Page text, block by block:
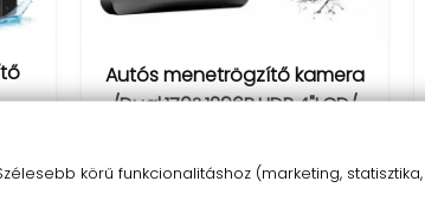
Autós menetrögzítő kamera
/Dual,170º,1296P,HDR,4"LCD/
Biztosítsd a biztonságod autós
körű funkcionalitáshoz (marketing,